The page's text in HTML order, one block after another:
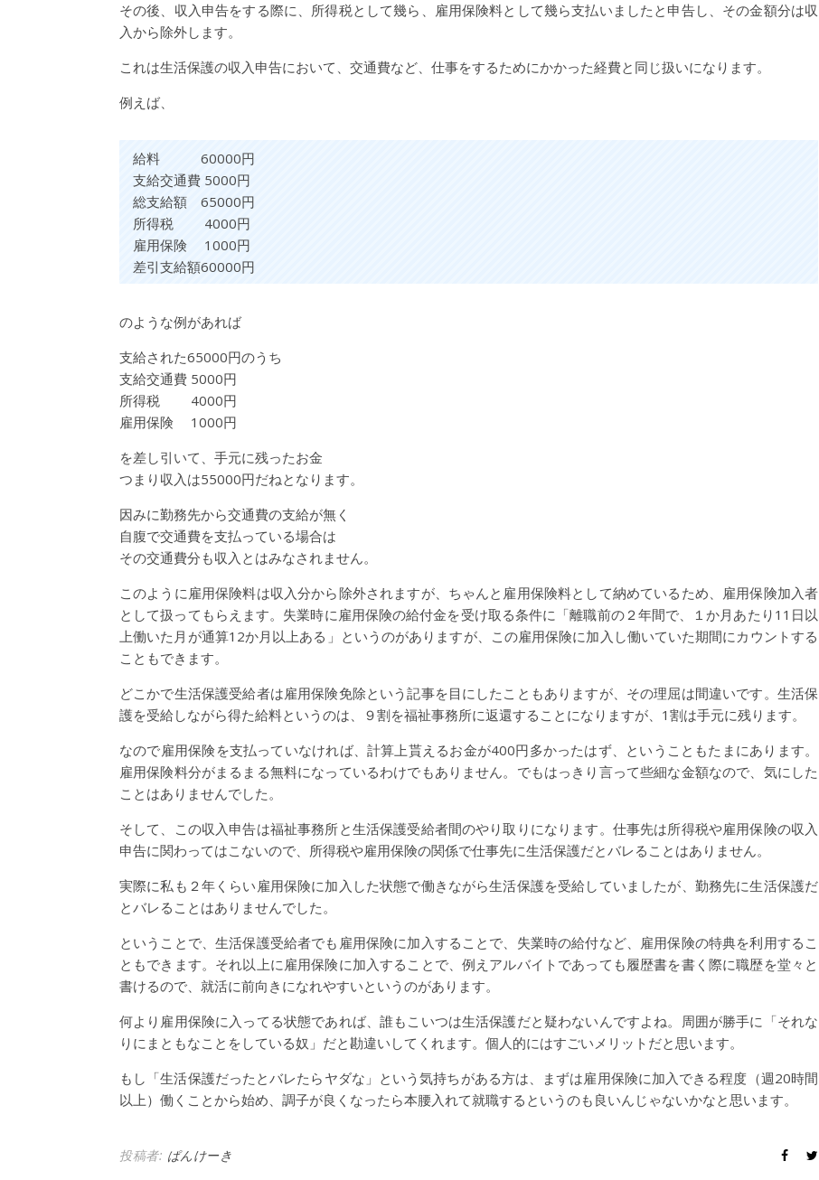
その後、収入申告をする際に、所得税として幾ら、雇用保険料として幾ら支払いましたと申告し、その金額分は収
入から除外します。
これは生活保護の収入申告において、交通費など、仕事をするためにかかった経費と同じ扱いになります。
例えば、
給料 60000円
支給交通費 5000円
総支給額 65000円
所得税 4000円
雇用保険 1000円
差引支給額60000円
のような例があれば
支給された65000円のうち
支給交通費 5000円
所得税 4000円
雇用保険 1000円
を差し引いて、手元に残ったお金
つまり収入は55000円だねとなります。
因みに勤務先から交通費の支給が無く
自腹で交通費を支払っている場合は
その交通費分も収入とはみなされません。
このように雇用保険料は収入分から除外されますが、ちゃんと雇用保険料として納めているため、雇用保険加入者
として扱ってもらえます。失業時に雇用保険の給付金を受け取る条件に「離職前の２年間で、１か月あたり11日以
上働いた月が通算12か月以上ある」というのがありますが、この雇用保険に加入し働いていた期間にカウントする
こともできます。
どこかで生活保護受給者は雇用保険免除という記事を目にしたこともありますが、その理屈は間違いです。生活保
護を受給しながら得た給料というのは、９割を福祉事務所に返還することになりますが、1割は手元に残ります。
なので雇用保険を支払っていなければ、計算上貰えるお金が400円多かったはず、ということもたまにあります。
雇用保険料分がまるまる無料になっているわけでもありません。でもはっきり言って些細な金額なので、気にした
ことはありませんでした。
そして、この収入申告は福祉事務所と生活保護受給者間のやり取りになります。仕事先は所得税や雇用保険の収入
申告に関わってはこないので、所得税や雇用保険の関係で仕事先に生活保護だとバレることはありません。
実際に私も２年くらい雇用保険に加入した状態で働きながら生活保護を受給していましたが、勤務先に生活保護だ
とバレることはありませんでした。
ということで、生活保護受給者でも雇用保険に加入することで、失業時の給付など、雇用保険の特典を利用するこ
ともできます。それ以上に雇用保険に加入することで、例えアルバイトであっても履歴書を書く際に職歴を堂々と
書けるので、就活に前向きになれやすいというのがあります。
何より雇用保険に入ってる状態であれば、誰もこいつは生活保護だと疑わないんですよね。周囲が勝手に「それな
りにまともなことをしている奴」だと勘違いしてくれます。個人的にはすごいメリットだと思います。
もし「生活保護だったとバレたらヤダな」という気持ちがある方は、まずは雇用保険に加入できる程度（週20時間
以上）働くことから始め、調子が良くなったら本腰入れて就職するというのも良いんじゃないかなと思います。
投稿者: ぱんけーき